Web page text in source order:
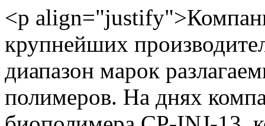
<p
крупнейших
диапазон марок
полимеров. На днях